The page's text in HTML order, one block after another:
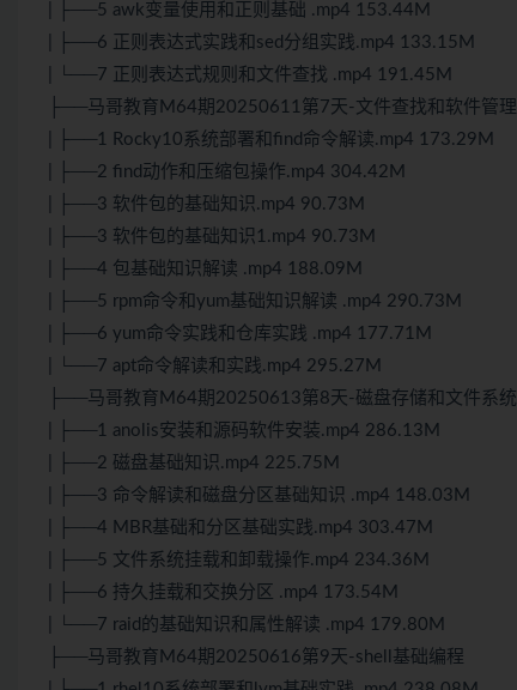
| ├──5 awk变量使用和正则基础 .mp4 153.44M
| ├──6 正则表达式实践和sed分组实践.mp4 133.15M
| └──7 正则表达式规则和文件查找 .mp4 191.45M
├──马哥教育M64期20250611第7天-文件查找和软件管理
| ├──1 Rocky10系统部署和find命令解读.mp4 173.29M
| ├──2 find动作和压缩包操作.mp4 304.42M
| ├──3 软件包的基础知识.mp4 90.73M
| ├──3 软件包的基础知识1.mp4 90.73M
| ├──4 包基础知识解读 .mp4 188.09M
| ├──5 rpm命令和yum基础知识解读 .mp4 290.73M
| ├──6 yum命令实践和仓库实践 .mp4 177.71M
| └──7 apt命令解读和实践.mp4 295.27M
├──马哥教育M64期20250613第8天-磁盘存储和文件系统
| ├──1 anolis安装和源码软件安装.mp4 286.13M
| ├──2 磁盘基础知识.mp4 225.75M
| ├──3 命令解读和磁盘分区基础知识 .mp4 148.03M
| ├──4 MBR基础和分区基础实践.mp4 303.47M
| ├──5 文件系统挂载和卸载操作.mp4 234.36M
| ├──6 持久挂载和交换分区 .mp4 173.54M
| └──7 raid的基础知识和属性解读 .mp4 179.80M
├──马哥教育M64期20250616第9天-shell基础编程